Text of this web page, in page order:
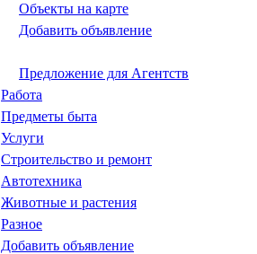
Объекты на карте
Добавить объявление
Предложение для Агентств
Работа
Предметы быта
Услуги
Строительство и ремонт
Автотехника
Животные и растения
Разное
Добавить объявление